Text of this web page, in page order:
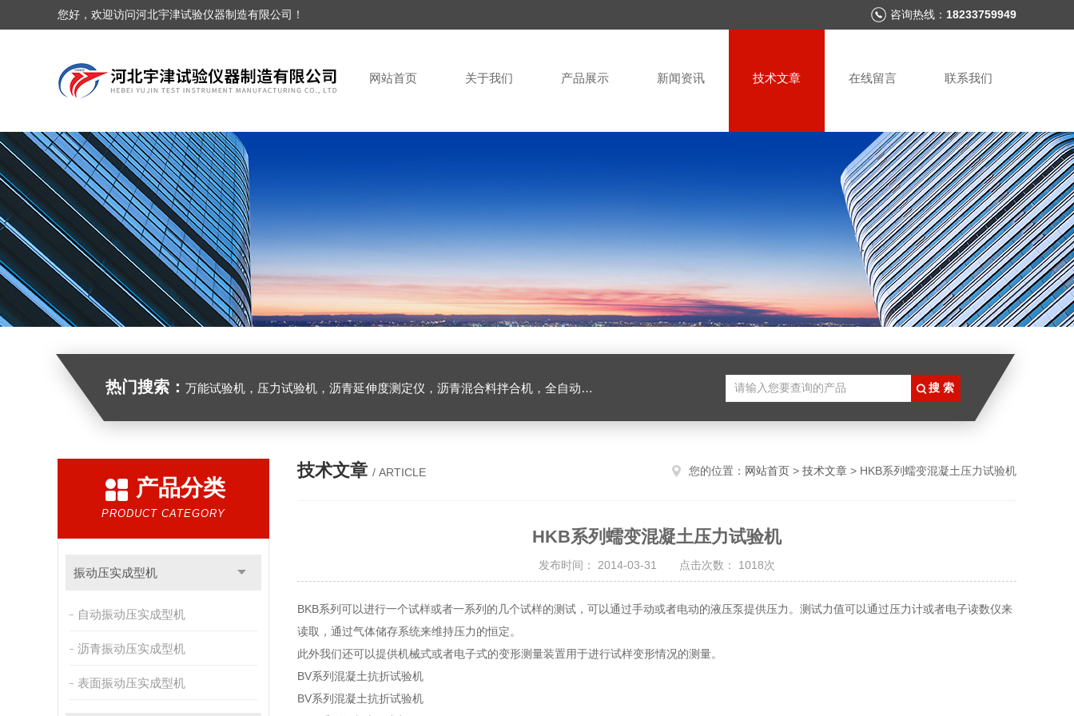
您好，欢迎访问河北宇津试验仪器制造有限公司！ 咨询热线： 18233759949
网站首页 关于我们 产品展示 新闻资讯 技术文章 在线留言 联系我们
热门搜索： 万能试验机，压力试验机，沥青延伸度测定仪，沥青混合料拌合机，全自动沥青混合料离心式抽提仪，马歇尔电动击实仪，车辙试验成型机，连续式路面八轮平整度仪，商品混凝土搅拌站试验仪器，试模
产品分类
PRODUCT CATEGORY
振动压实成型机
自动振动压实成型机
沥青振动压实成型机
表面振动压实成型机
技术文章 / ARTICLE 您的位置： 网站首页 > 技术文章 > HKB系列蠕变混凝土压力试验机
HKB系列蠕变混凝土压力试验机
发布时间： 2014-03-31 点击次数： 1018次
BKB系列可以进行一个试样或者一系列的几个试样的测试，可以通过手动或者电动的液压泵提供压力。测试力值可以通过压力计或者电子读数仪来
读取，通过气体储存系统来维持压力的恒定。
此外我们还可以提供机械式或者电子式的变形测量装置用于进行试样变形情况的测量。
BV系列混凝土抗折试验机
BV系列混凝土抗折试验机